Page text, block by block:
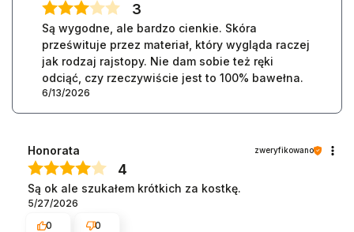
3
Są wygodne, ale bardzo cienkie. Skóra
prześwituje przez materiał, który wygląda raczej
jak rodzaj rajstopy. Nie dam sobie też ręki
odciąć, czy rzeczywiście jest to 100% bawełna.
6/13/2026
Honorata zweryfikowano
4
Są ok ale szukałem krótkich za kostkę.
5/27/2026
0
0